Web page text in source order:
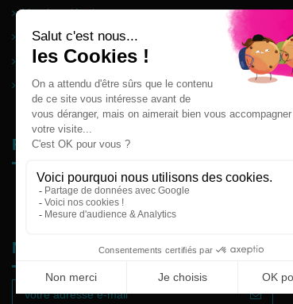
Mentions légales
Questions fréquentes
Partenaires
Plan du site
Poudre Holi
Follow us
Newsletter